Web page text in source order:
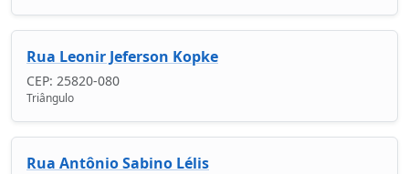
Rua Leonir Jeferson Kopke
CEP: 25820-080
Triângulo
Rua Antônio Sabino Lélis